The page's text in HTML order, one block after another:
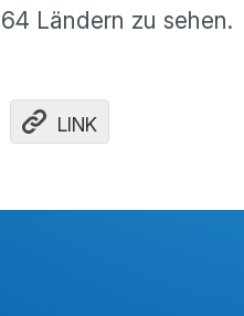
Ländern zu sehen.
LINK